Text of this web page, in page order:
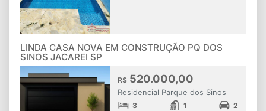
LINDA CASA NOVA EM CONSTRUÇÃO PQ DOS
SINOS JACAREI SP
R$ 520.000,00
Residencial Parque dos Sinos
3 1 2